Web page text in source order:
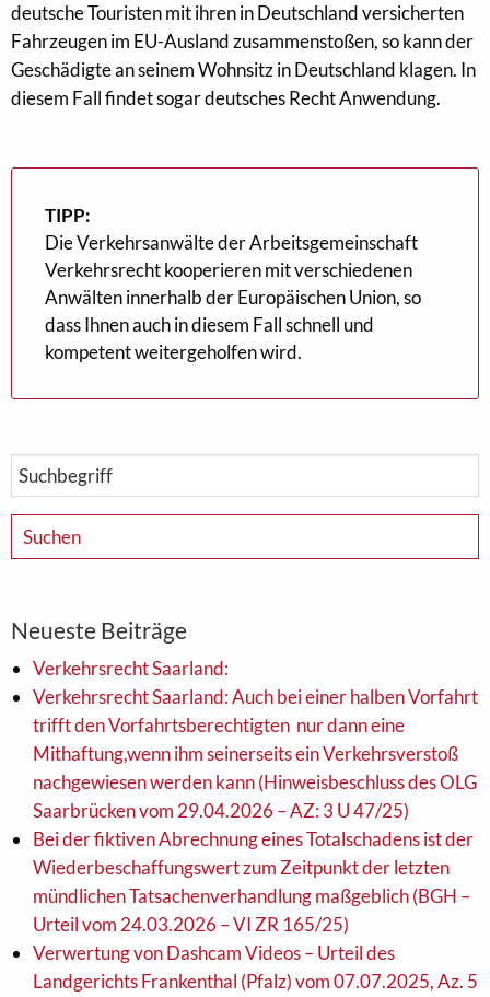
deutsche Touristen mit ihren in Deutschland versicherten
Fahrzeugen im EU-Ausland zusammenstoßen, so kann der
Geschädigte an seinem Wohnsitz in Deutschland klagen. In
diesem Fall findet sogar deutsches Recht Anwendung.
TIPP:
Die Verkehrsanwälte der Arbeitsgemeinschaft
Verkehrsrecht kooperieren mit verschiedenen
Anwälten innerhalb der Europäischen Union, so
dass Ihnen auch in diesem Fall schnell und
kompetent weitergeholfen wird.
Neueste Beiträge
Verkehrsrecht Saarland:
Verkehrsrecht Saarland: Auch bei einer halben Vorfahrt
trifft den Vorfahrtsberechtigten nur dann eine
Mithaftung,wenn ihm seinerseits ein Verkehrsverstoß
nachgewiesen werden kann (Hinweisbeschluss des OLG
Saarbrücken vom 29.04.2026 – AZ: 3 U 47/25)
Bei der fiktiven Abrechnung eines Totalschadens ist der
Wiederbeschaffungswert zum Zeitpunkt der letzten
mündlichen Tatsachenverhandlung maßgeblich (BGH –
Urteil vom 24.03.2026 – VI ZR 165/25)
Verwertung von Dashcam Videos – Urteil des
Landgerichts Frankenthal (Pfalz) vom 07.07.2025, Az. 5